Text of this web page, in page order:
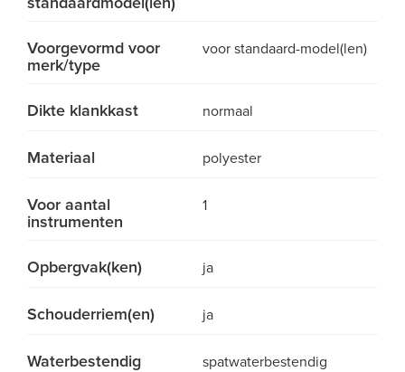
Voorgevormd voor
merk/type
voor standaard-model(len)
Dikte klankkast normaal
Materiaal polyester
Voor aantal
instrumenten
1
Opbergvak(ken) ja
Schouderriem(en) ja
Waterbestendig spatwaterbestendig